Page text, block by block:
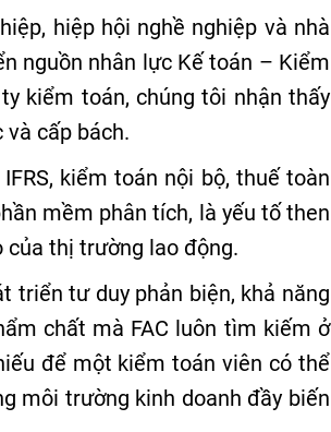
hiệp hội nghề nghiệp và nhà
nguồn nhân lực Kế toán – Kiểm
kiểm toán, chúng tôi nhận thấy
cấp bách.
kiểm toán nội bộ, thuế toàn
mềm phân tích, là yếu tố then
của thị trường lao động.
triển tư duy phản biện, khả năng
chất mà FAC luôn tìm kiếm ở
để một kiểm toán viên có thể
môi trường kinh doanh đầy biến